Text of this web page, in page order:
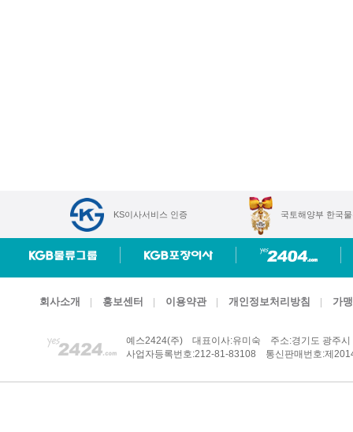
KS이사서비스 인증 국토해양부 한국
회사소개 홍보센터 이용약관 개인정보처리방침 가
예스2424(주) 대표이사:유미숙
주소:경기도 광주
사업자등록번호:212-81-83108
통신판매번호:제